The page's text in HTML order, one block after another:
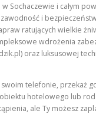
Sochaczewie i całym
i
ratujących wielkie
wdrożenia
oraz luksusowej
swoim telefonie, przekaż
hotelowego lub
ale Ty możesz